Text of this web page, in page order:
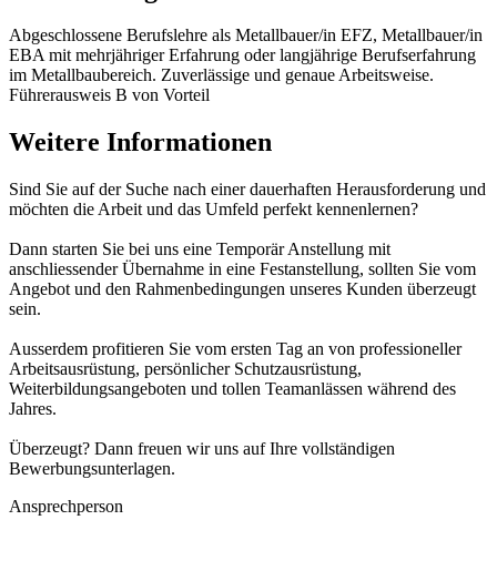
Abgeschlossene Berufslehre als Metallbauer/in EFZ, Metallbauer/in
EBA mit mehrjähriger Erfahrung oder langjährige Berufserfahrung
im Metallbaubereich. Zuverlässige und genaue Arbeitsweise.
Führerausweis B von Vorteil
Weitere Informationen
Sind Sie auf der Suche nach einer dauerhaften Herausforderung und
möchten die Arbeit und das Umfeld perfekt kennenlernen?
Dann starten Sie bei uns eine Temporär Anstellung mit
anschliessender Übernahme in eine Festanstellung, sollten Sie vom
Angebot und den Rahmenbedingungen unseres Kunden überzeugt
sein.
Ausserdem profitieren Sie vom ersten Tag an von professioneller
Arbeitsausrüstung, persönlicher Schutzausrüstung,
Weiterbildungsangeboten und tollen Teamanlässen während des
Jahres.
Überzeugt? Dann freuen wir uns auf Ihre vollständigen
Bewerbungsunterlagen.
Ansprechperson